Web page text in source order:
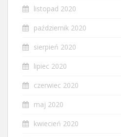
listopad 2020
październik 2020
sierpień 2020
lipiec 2020
czerwiec 2020
maj 2020
kwiecień 2020